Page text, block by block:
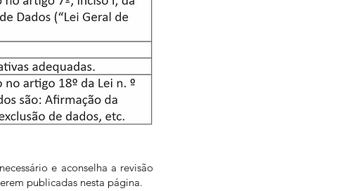
e aconselha a revisão
publicadas nesta página.